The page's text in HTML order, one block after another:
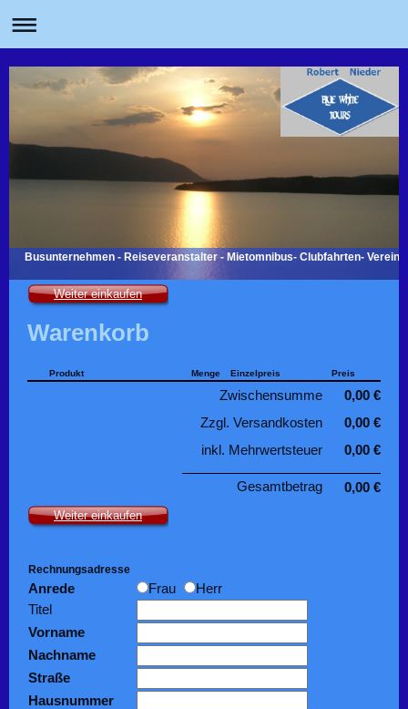
Busunternehmen - Reiseveranstalter - Mietomnibus- Clubfahrten-
Weiter einkaufen
Warenkorb
Produkt Menge Einzelpreis Preis
Zwischensumme
0,00 €
Zzgl. Versandkosten
0,00 €
inkl. Mehrwertsteuer
0,00 €
Gesamtbetrag 0,00 €
Weiter einkaufen
Rechnungsadresse
Anrede Frau
Herr
Titel
Vorname
Nachname
Straße
Hausnummer